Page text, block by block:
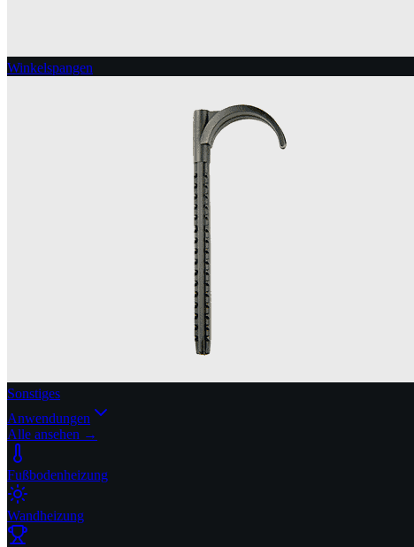
Winkelspangen
Sonstiges
Anwendungen
Alle ansehen →
Fußbodenheizung
Wandheizung